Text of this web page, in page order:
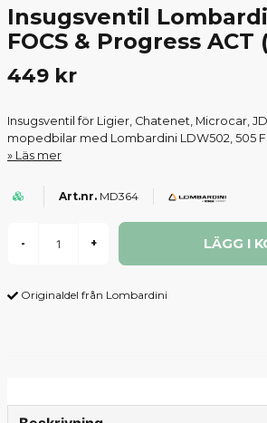
Insugsventil
FOCS & Progress
449 kr
Insugsventil för Ligier, Chatenet, Microcar,
mopedbilar med Lombardini LDW502, 505
Läs mer
MD364
- + LÄGG I
Originaldel från Lombardini